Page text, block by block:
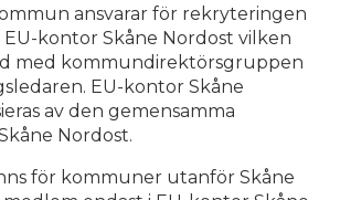
ansvarar för rekryteringen
kontor Skåne Nordost vilken
med kommundirektörsgruppen
EU-kontor Skåne
av den gemensamma
Nordost.
för kommuner utanför Skåne